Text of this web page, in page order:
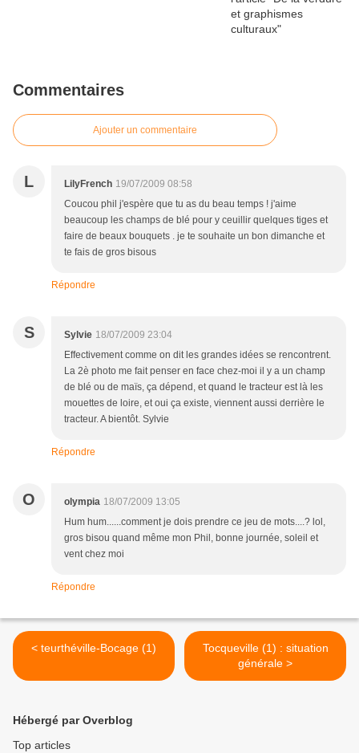
Commentaires
Ajouter un commentaire
L LilyFrench 19/07/2009 08:58
Coucou phil j'espère que tu as du beau temps ! j'aime
beaucoup les champs de blé pour y ceuillir quelques tiges et
faire de beaux bouquets . je te souhaite un bon dimanche et
te fais de gros bisous
Répondre
S Sylvie 18/07/2009 23:04
Effectivement comme on dit les grandes idées se rencontrent.
La 2è photo me fait penser en face chez-moi il y a un champ
de blé ou de maïs, ça dépend, et quand le tracteur est là les
mouettes de loire, et oui ça existe, viennent aussi derrière le
tracteur. A bientôt. Sylvie
Répondre
O olympia 18/07/2009 13:05
Hum hum......comment je dois prendre ce jeu de mots....? lol,
gros bisou quand même mon Phil, bonne journée, soleil et
vent chez moi
Répondre
< teurthéville-Bocage (1)
Tocqueville (1) : situation
générale >
Hébergé par Overblog
Top articles